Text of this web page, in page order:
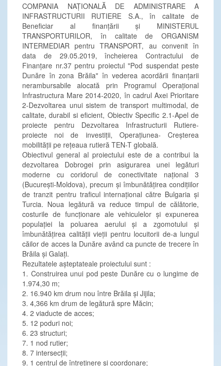
COMPANIA NAȚIONALĂ DE ADMINISTRARE A
INFRASTRUCTURII RUTIERE S.A., în calitate de
Beneficiar al finanțării și MINISTERUL
TRANSPORTURILOR, în calitate de ORGANISM
INTERMEDIAR pentru TRANSPORT, au convenit în
data de 29.05.2019, încheierea Contractului de
Finanțare nr.37 pentru proiectul "Pod suspendat peste
Dunăre în zona Brăila" în vederea acordării finanțarii
nerambursabile alocată prin Programul Operațional
Infrastructura Mare 2014-2020, în cadrul Axei Prioritare
2-Dezvoltarea unui sistem de transport multimodal, de
calitate, durabil si eficient, Obiectiv Specific 2.1-Apel de
proiecte pentru Dezvoltarea Infrastructurii Rutiere-
proiecte noi de investiții, Operațiunea- Creșterea
mobilității pe rețeaua rutieră TEN-T globală.
Obiectivul general al proiectului este de a contribui la
dezvoltarea Dobrogei prin asigurarea unei legături
moderne cu coridorul de conectivitate național 3
(București-Moldova), precum și îmbunătățirea condițiilor
de tranzit pentru traficul internațional către Bulgaria și
Turcia. Noua legătură va reduce timpul de călătorie,
costurile de funcționare ale vehiculelor și expunerea
populației la poluarea aerului și a zgomotului și
îmbunătățirea calității vieții pentru locuitorii de-a lungul
căilor de acces la Dunăre având ca puncte de trecere în
Brăila și Galați.
Rezultatele așteptateale proiectului sunt :
1. Construirea unui pod peste Dunăre cu o lungime de
1.974,30 m;
2. 16.940 km drum nou între Brăila și Jijila;
3. 4,366 km drum de legătură spre Măcin;
4. 2 viaducte de acces;
5. 12 poduri noi;
6. 23 structuri;
7. 1 nod rutier;
8. 7 intersecții;
9. 1 centrul de întreținere și coordonare;